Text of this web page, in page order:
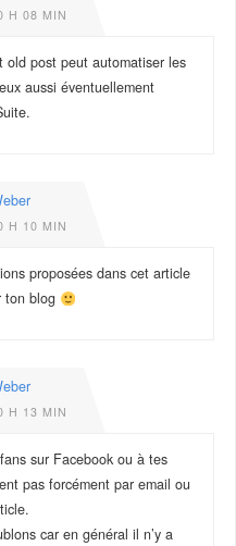
H 08 MIN
old post peut automatiser les
aussi éventuellement
H 10 MIN
proposées dans cet article
ton blog
H 13 MIN
sur Facebook ou à tes
pas forcément par email ou
car en général il n’y a